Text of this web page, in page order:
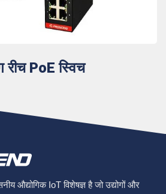
रीच PoE स्विच
औद्योगिक IoT विशेषज्ञ है जो उद्योगों और